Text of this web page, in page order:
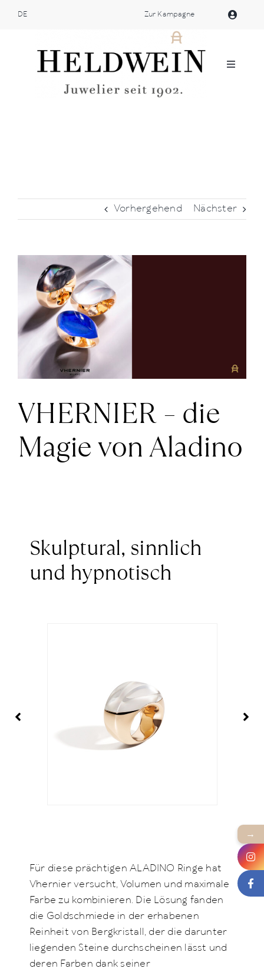
DE Zur Kampagne
Atelier Heldwein
Patek Philippe
+43 (0) 15125781
Vorhergehend Nächster
größer
ansehen
VHERNIER – die
Magie von Aladino
Skulptural, sinnlich
und hypnotisch
Für diese prächtigen ALADINO Ringe hat
Vhernier versucht, Volumen und maximale
Farbe zu kombinieren. Die Lösung fanden
die Goldschmiede in der erhabenen
Reinheit von Bergkristall, der die darunter
liegenden Steine durchscheinen lässt und
deren Farben dank seiner
→